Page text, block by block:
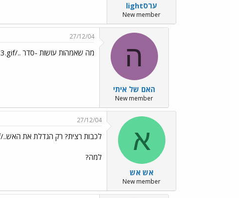
ערסlight
New member
ה
האם של איתי
New member
27/12/04
מה שאמהות עושות -סדר ../images/Emo13.gif
א
אש אש
New member
27/12/04
לכבות רצית? רק הגדלת את האש../images/Emo140.gif
למה?